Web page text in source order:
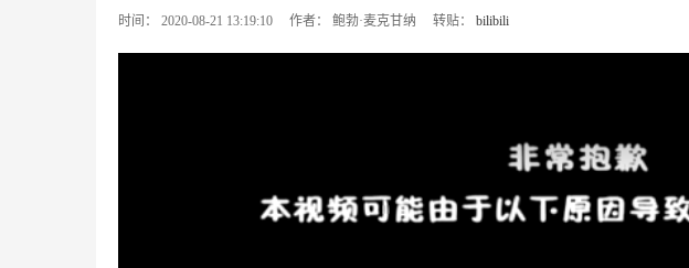
2020-08-21 13:19:10 鲍勃·麦克甘纳 转贴： bilibili